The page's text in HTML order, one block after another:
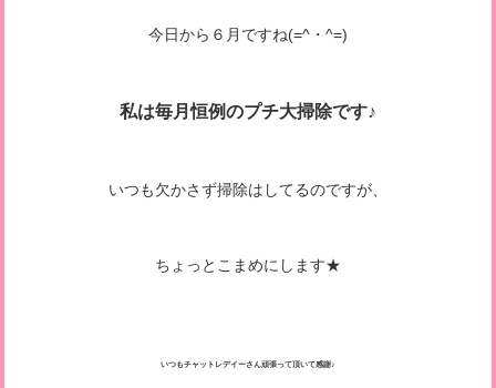
今日から６月ですね(=^・^=)
私は毎月恒例のプチ大掃除です♪
いつも欠かさず掃除はしてるのですが、
ちょっとこまめにします★
いつもチャットレデイーさん頑張って頂いて感謝♪